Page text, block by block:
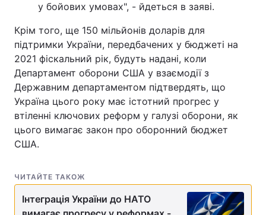
у бойових умовах", - йдеться в заяві.
Крім того, ще 150 мільйонів доларів для
підтримки України, передбачених у бюджеті на
2021 фіскальний рік, будуть надані, коли
Департамент оборони США у взаємодії з
Державним департаментом підтвердять, що
Україна цього року має істотний прогрес у
втіленні ключових реформ у галузі оборони, як
цього вимагає закон про оборонний бюджет
США.
ЧИТАЙТЕ ТАКОЖ
Інтеграція України до НАТО